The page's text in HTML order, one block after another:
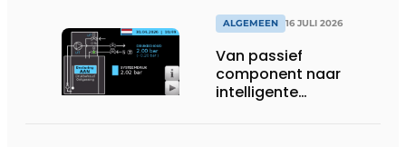
ALGEMEEN 16 JULI 2026
Van passief
component naar
intelligente